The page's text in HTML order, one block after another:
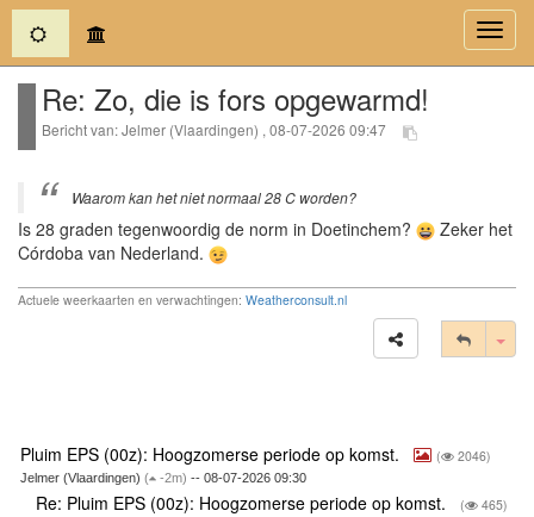
(current)
Re: Zo, die is fors opgewarmd!
Bericht van: Jelmer (Vlaardingen) , 08-07-2026 09:47
Waarom kan het niet normaal 28 C worden?
Is 28 graden tegenwoordig de norm in Doetinchem?
Zeker het
Córdoba van Nederland.
Actuele weerkaarten en verwachtingen: Weatherconsult.nl
Pluim EPS (00z): Hoogzomerse periode op komst. ( 2046)
Jelmer (Vlaardingen) ( -2m) -- 08-07-2026 09:30
Re: Pluim EPS (00z): Hoogzomerse periode op komst. ( 465)